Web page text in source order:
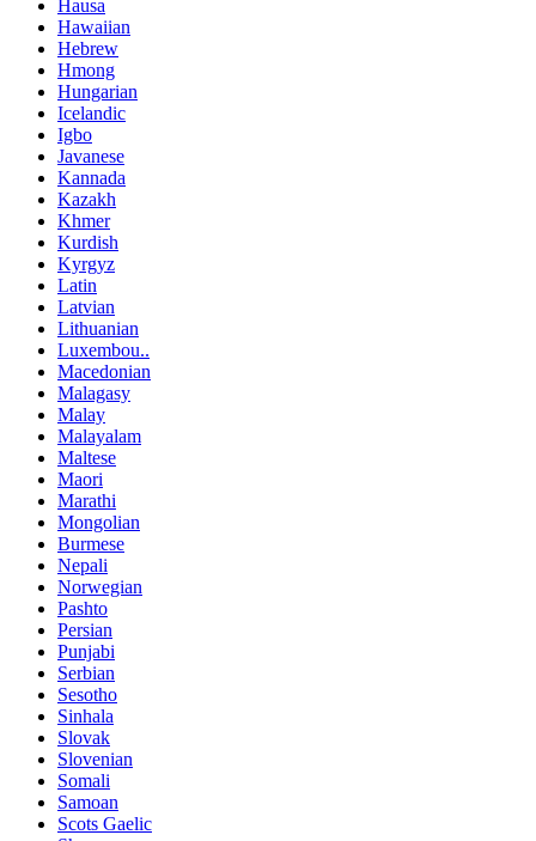
Hausa
Hawaiian
Hebrew
Hmong
Hungarian
Icelandic
Igbo
Javanese
Kannada
Kazakh
Khmer
Kurdish
Kyrgyz
Latin
Latvian
Lithuanian
Luxembou..
Macedonian
Malagasy
Malay
Malayalam
Maltese
Maori
Marathi
Mongolian
Burmese
Nepali
Norwegian
Pashto
Persian
Punjabi
Serbian
Sesotho
Sinhala
Slovak
Slovenian
Somali
Samoan
Scots Gaelic